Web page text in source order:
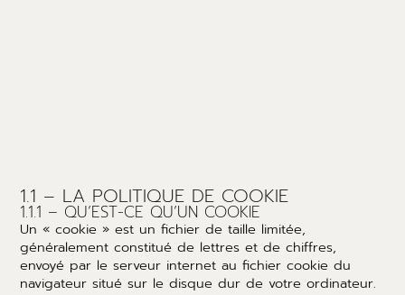
1.1 – LA POLITIQUE DE COOKIE
1.1.1 – QU’EST-CE QU’UN COOKIE
Un « cookie » est un fichier de taille limitée,
généralement constitué de lettres et de chiffres,
envoyé par le serveur internet au fichier cookie du
navigateur situé sur le disque dur de votre ordinateur.